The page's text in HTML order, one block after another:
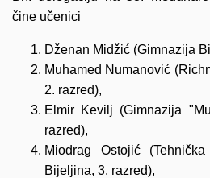
čine učenici
Dženan Midžić (Gimnazija
Muhamed Numanović
2. razred),
Elmir Kevilj (Gimnazija
razred),
Miodrag Ostojić
Bijeljina, 3. razred),